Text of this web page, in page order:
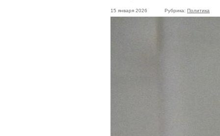
15 января 2026 Рубрика: Политика